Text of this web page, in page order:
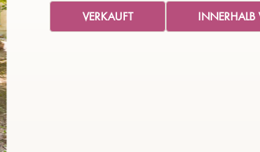
VERKAUFT